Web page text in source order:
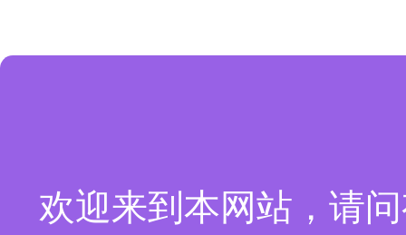
欢迎来到本网站，请